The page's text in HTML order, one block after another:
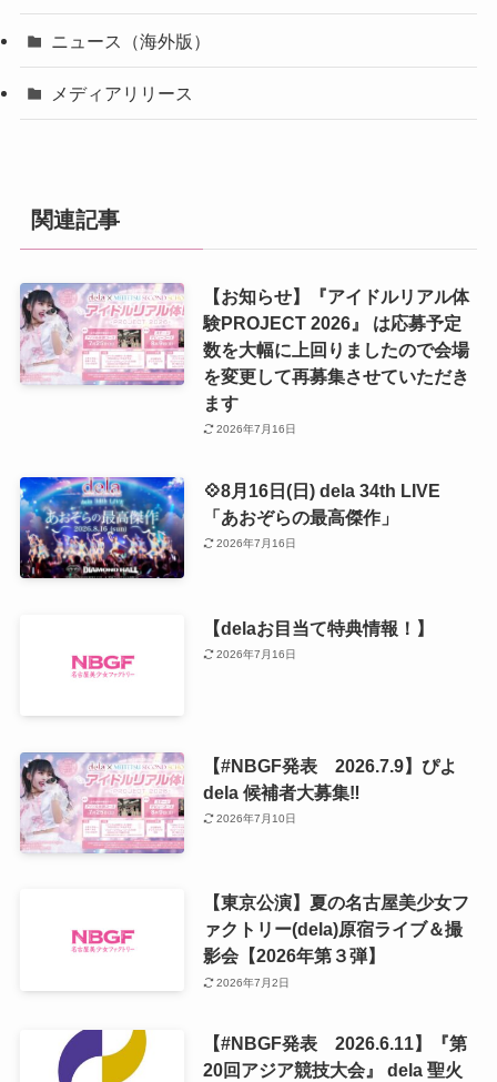
ニュース（海外版）
メディアリリース
関連記事
【お知らせ】『アイドルリアル体
験PROJECT 2026』 は応募予定
数を大幅に上回りましたので会場
を変更して再募集させていただき
ます
2026年7月16日
💠8月16日(日) dela 34th LIVE
「あおぞらの最高傑作」
2026年7月16日
【delaお目当て特典情報！】
2026年7月16日
【#NBGF発表 2026.7.9】ぴよ
dela 候補者大募集‼️
2026年7月10日
【東京公演】夏の名古屋美少女フ
ァクトリー(dela)原宿ライブ＆撮
影会【2026年第３弾】
2026年7月2日
【#NBGF発表 2026.6.11】『第
20回アジア競技大会』 dela 聖火